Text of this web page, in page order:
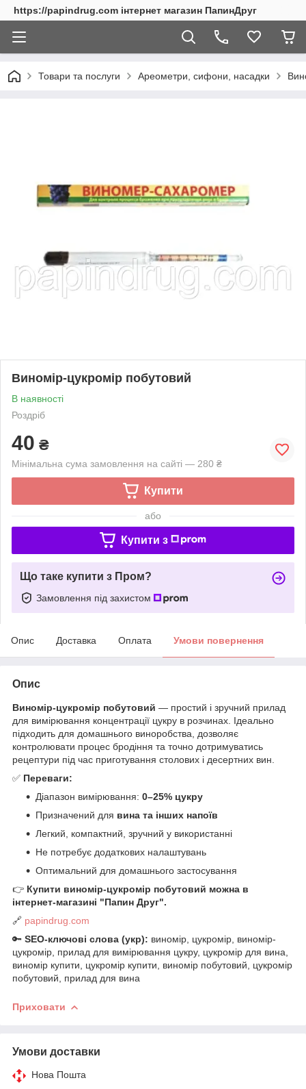
https://papindrug.com інтернет магазин ПапинДруг
Товари та послуги Ареометри, сифони, насадки
Виномір-цукромір побутовий
В наявності
Роздріб
40 ₴
Мінімальна сума замовлення на сайті — 280 ₴
Купити
або
Купити з
Що таке купити з Пром?
Замовлення під захистом
Опис Доставка Оплата Умови повернення
Опис
Виномір-цукромір побутовий — простий і зручний прилад
для вимірювання концентрації цукру в розчинах. Ідеально
підходить для домашнього виноробства, дозволяє
контролювати процес бродіння та точно дотримуватись
рецептури під час приготування столових і десертних вин.
✅ Переваги:
Діапазон вимірювання: 0–25% цукру
Призначений для вина та інших напоїв
Легкий, компактний, зручний у використанні
Не потребує додаткових налаштувань
Оптимальний для домашнього застосування
👉 Купити виномір-цукромір побутовий можна в
інтернет-магазині "Папин Друг".
🔗 papindrug.com
🔑 SEO-ключові слова (укр): виномір, цукромір, виномір-
цукромір, прилад для вимірювання цукру, цукромір для вина,
виномір купити, цукромір купити, виномір побутовий, цукромір
побутовий, прилад для вина
Приховати
Умови доставки
Нова Пошта